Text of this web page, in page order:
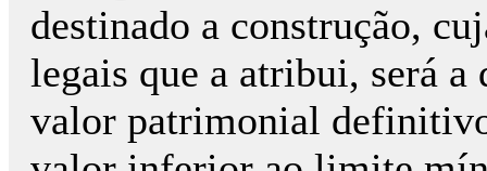
destinado a construção,
legais que a atribui, será
valor patrimonial